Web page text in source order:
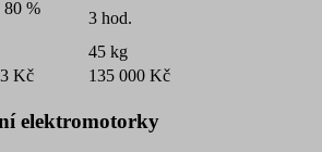
80 %
3 hod.
45 kg
Kč 135 000 Kč
elektromotorky